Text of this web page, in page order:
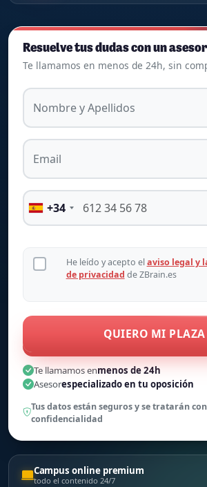
Resuelve tus dudas con un asesor
Te llamamos en menos de 24h, sin
Nombre y Apellidos
Email
+34
He leído y acepto el aviso legal y
de privacidad de ZBrain.es
QUIERO MI PLAZA
Te llamamos enmenos de 24h
Asesorespecializado en tu oposición
Tus datos están seguros y se tratarán
confidencialidad
Campus online premium
todo el contenido 24/7